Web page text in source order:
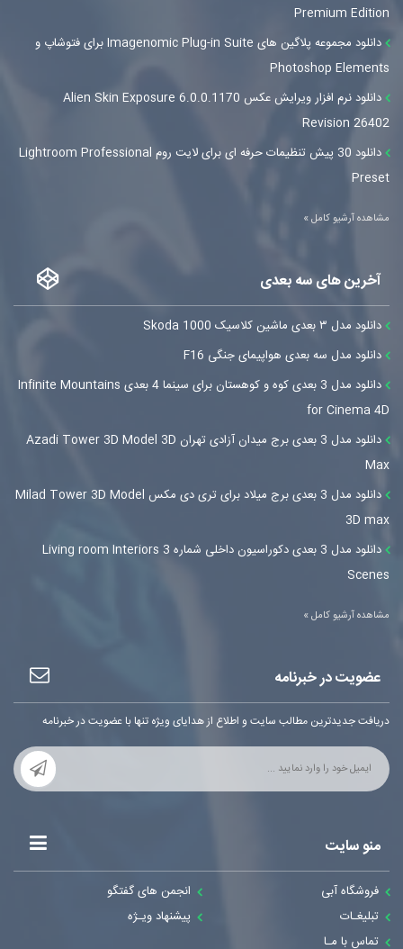
Premium Edition
دانلود مجموعه پلاگین های Imagenomic Plug-in Suite برای فتوشاپ و
Photoshop Elements
دانلود نرم افزار ویرایش عکس Alien Skin Exposure 6.0.0.1170
Revision 26402
دانلود 30 پیش تنظیمات حرفه ای برای لایت روم Lightroom Professional
Preset
مشاهده آرشیو کامل »
آخرین های سه بعدی
دانلود مدل ۳ بعدی ماشین کلاسیک Skoda 1000
دانلود مدل سه بعدی هواپیمای جنگی F16
دانلود مدل 3 بعدی کوه و کوهستان برای سینما 4 بعدی Infinite Mountains
for Cinema 4D
دانلود مدل 3 بعدی برج میدان آزادی تهران Azadi Tower 3D Model 3D
Max
دانلود مدل 3 بعدی برج میلاد برای تری دی مکس Milad Tower 3D Model
3D max
دانلود مدل 3 بعدی دکوراسیون داخلی شماره 3 Living room Interiors
Scenes
مشاهده آرشیو کامل »
عضویت در خبرنامه
دریافت جدیدترین مطالب سایت و اطلاع از هدایای ویژه تنها با عضویت در خبرنامه
منو سایت
فروشگاه آبی
انجمن های گفتگو
تبلیغـات
پیشنهاد ویـژه
تماس با مـا